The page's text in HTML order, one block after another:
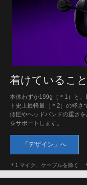
着けているこ
本体わずか199g（＊1）と
ト史上最軽量（＊2）の軽
側圧やヘッドバンドの重さ
をサポートします。
「デザイン」へ
＊1 マイク、ケーブルを除く